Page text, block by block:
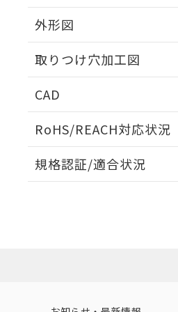
外形図
取りつけ穴加工図
CAD
RoHS/REACH対応状況
EU RoHS 注意事項・凡例
規格認証/適合状況
（イギリス
（ノルウェー